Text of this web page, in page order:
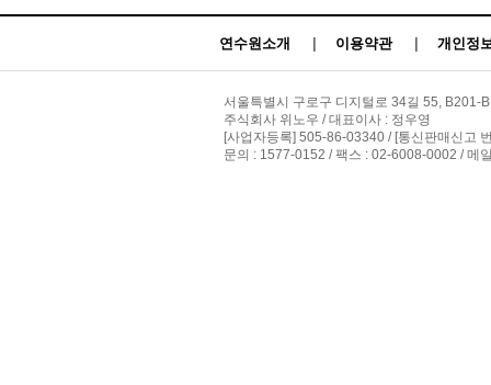
연수원소개 이용약관 개인정
서울특별시 구로구 디지털로 34길 55, B201-
주식회사 위노우 / 대표이사 : 정우영
[사업자등록] 505-86-03340 / [통신판매신고
문의 : 1577-0152 / 팩스 : 02-6008-0002 / 메